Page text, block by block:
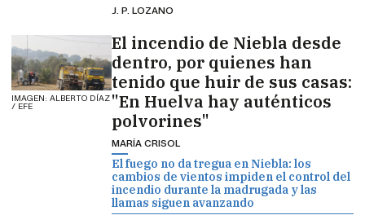
J. P. LOZANO
IMAGEN: ALBERTO DÍAZ
/ EFE
El incendio de Niebla desde
dentro, por quienes han
tenido que huir de sus casas:
"En Huelva hay auténticos
polvorines"
MARÍA CRISOL
El fuego no da tregua en Niebla: los
cambios de vientos impiden el control del
incendio durante la madrugada y las
llamas siguen avanzando